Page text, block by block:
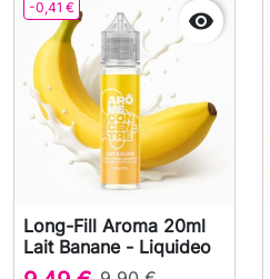
-0,41 € 
Long-Fill Aroma 20ml
Lait Banane - Liquideo